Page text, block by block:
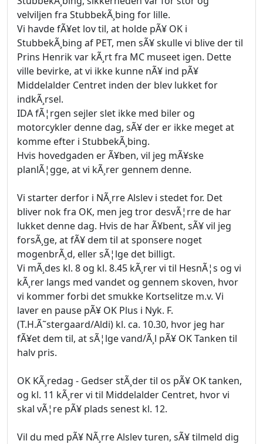
velviljen fra StubbekÃ¸bing for lille.
Vi havde fÃ¥et lov til, at holde pÃ¥ OK i
StubbekÃ¸bing af PET, men sÃ¥ skulle vi blive der til
Prins Henrik var kÃ¸rt fra MC museet igen. Dette
ville bevirke, at vi ikke kunne nÃ¥ ind pÃ¥
Middelalder Centret inden der blev lukket for
indkÃ¸rsel.
IDA fÃ¦rgen sejler slet ikke med biler og
motorcykler denne dag, sÃ¥ der er ikke meget at
komme efter i StubbekÃ¸bing.
Hvis hovedgaden er Ã¥ben, vil jeg mÃ¥ske
planlÃ¦gge, at vi kÃ¸rer gennem denne.
Vi starter derfor i NÃ¸rre Alslev i stedet for. Det
bliver nok fra OK, men jeg tror desvÃ¦rre de har
lukket denne dag. Hvis de har Ã¥bent, sÃ¥ vil jeg
forsÃ¸ge, at fÃ¥ dem til at sponsere noget
mogenbrÃ¸d, eller sÃ¦lge det billigt.
Vi mÃ¸des kl. 8 og kl. 8.45 kÃ¸rer vi til HesnÃ¦s og vi
kÃ¸rer langs med vandet og gennem skoven, hvor
vi kommer forbi det smukke Kortselitze m.v. Vi
laver en pause pÃ¥ OK Plus i Nyk. F.
(T.H.Ã˜stergaard/Aldi) kl. ca. 10.30, hvor jeg har
fÃ¥et dem til, at sÃ¦lge vand/Ã¸l pÃ¥ OK Tanken til
halv pris.
OK KÃ¸redag - Gedser stÃ¸der til os pÃ¥ OK tanken,
og kl. 11 kÃ¸rer vi til Middelalder Centret, hvor vi
skal vÃ¦re pÃ¥ plads senest kl. 12.
Vil du med pÃ¥ NÃ¸rre Alslev turen, sÃ¥ tilmeld dig